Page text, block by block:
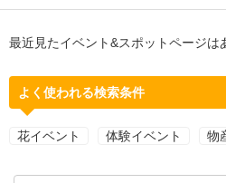
最近見たイベント&スポットページは
よく使われる検索条件
花イベント 体験イベント 物